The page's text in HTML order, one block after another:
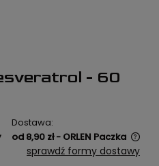
- 60
Dostawa:
od 8,90 zł - ORLEN Paczka
kosztów płatności
sprawdź formy dostawy